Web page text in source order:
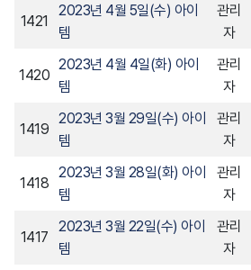
1421
2023년 4월 5일(수) 아이
템
관리
자
1420
2023년 4월 4일(화) 아이
템
관리
자
1419
2023년 3월 29일(수) 아이
템
관리
자
1418
2023년 3월 28일(화) 아이
템
관리
자
1417
2023년 3월 22일(수) 아이
템
관리
자